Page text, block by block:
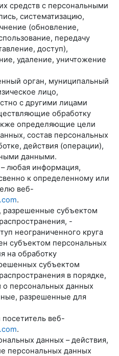
средств с персональными
систематизацию,
(обновление,
передачу
доступ),
удаление, уничтожение
орган, муниципальный
лицо,
с другими лицами
обработку
определяющие цели
состав персональных
действия (операции),
данными.
любая информация,
к определенному или
веб-
.
субъектом
-
неограниченного круга
субъектом персональных
на обработку
субъектом
в порядке,
персональных данных
разрешенные для
посетитель веб-
.
данных – действия,
персональных данных